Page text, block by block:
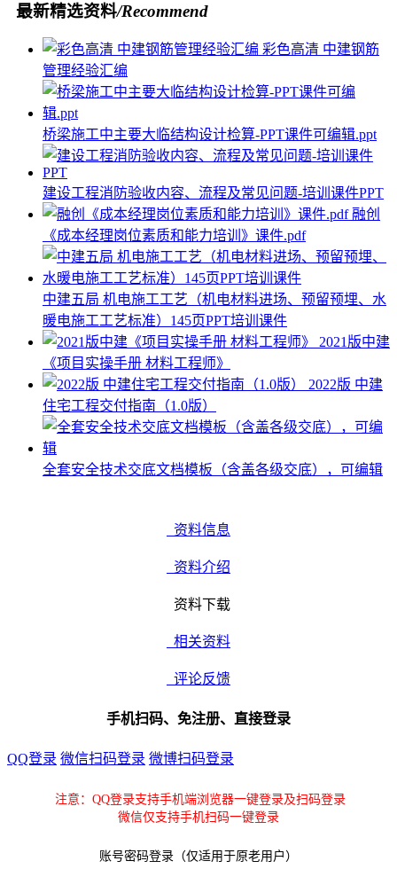
最新精选资料/Recommend
彩色高清 中建钢筋
管理经验汇编
桥梁施工中主要大临结构设计检算-PPT课件可编辑.ppt
建设工程消防验收内容、流程及常见问题-培训课件PPT
融创
《成本经理岗位素质和能力培训》课件.pdf
中建五局 机电施工工艺（机电材料进场、预留预埋、水
暖电施工工艺标准）145页PPT培训课件
2021版中建
《项目实操手册 材料工程师》
2022版 中建
住宅工程交付指南（1.0版）
全套安全技术交底文档模板（含盖各级交底），可编辑
资料信息
资料介绍
资料下载
相关资料
评论反馈
手机扫码、免注册、直接登录
QQ登录 微信扫码登录 微博扫码登录
注意：QQ登录支持手机端浏览器一键登录及扫码登录
微信仅支持手机扫码一键登录
账号密码登录（仅适用于原老用户）